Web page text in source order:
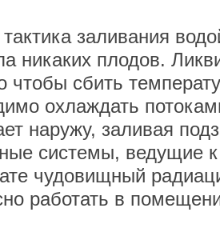
заливания
никаких плодов.
чтобы сбить
охлаждать
наружу, заливая
системы, ведущие
чудовищный
работать в